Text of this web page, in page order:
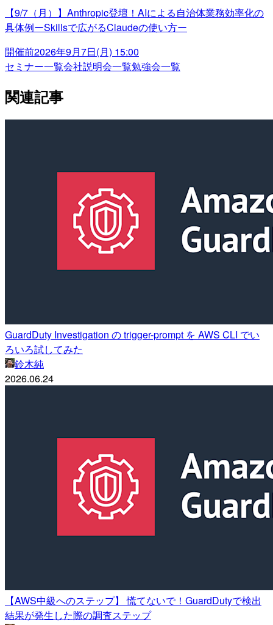
【9/7（月）】Anthropic登壇！AIによる自治体業務効率化の
具体例ーSkillsで広がるClaudeの使い方ー
開催前2026年9月7日(月) 15:00
セミナー一覧会社説明会一覧勉強会一覧
関連記事
GuardDuty Investigation の trigger-prompt を AWS CLI でい
ろいろ試してみた
鈴木純
2026.06.24
【AWS中級へのステップ】 慌てないで！GuardDutyで検出
結果が発生した際の調査ステップ